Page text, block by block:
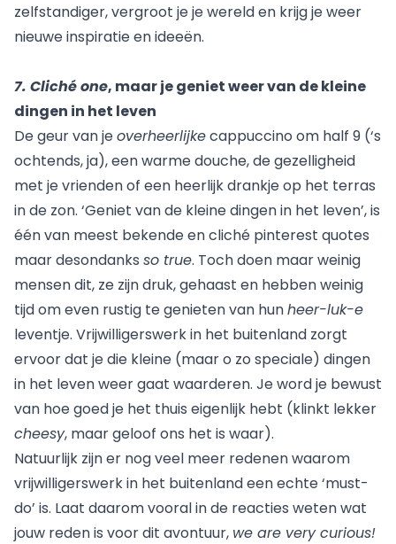
zelfstandiger, vergroot je je wereld en krijg je weer
nieuwe inspiratie en ideeën.
7. Cliché one, maar je geniet weer van de kleine
dingen in het leven
De geur van jeoverheerlijkecappuccino om half 9 (‘s
ochtends, ja), een warme douche, de gezelligheid
met je vrienden of een heerlijk drankje op het terras
in de zon. ‘Geniet van de kleine dingen in het leven’, is
één van meest bekende en cliché pinterest quotes
maar desondanks so true. Toch doen maar weinig
mensen dit, ze zijn druk, gehaast en hebben weinig
tijd om even rustig te genieten van hunheer-luk-e
leventje. Vrijwilligerswerk in het buitenland zorgt
ervoor dat je die kleine (maar o zo speciale) dingen
in het leven weer gaat waarderen. Je word je bewust
van hoe goed je het thuis eigenlijk hebt (klinkt lekker
cheesy, maar geloof ons het is waar).
Natuurlijk zijn er nog veel meer redenen waarom
vrijwilligerswerk in het buitenland een echte ‘must-
do’ is. Laat daarom vooral in de reacties weten wat
jouw reden is voor dit avontuur, we are very curious!